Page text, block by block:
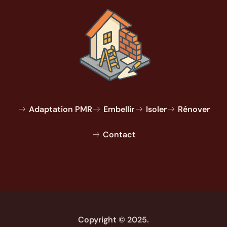
Adaptation PMR Embellir Isoler Rénover
Contact
Copyright © 2025.